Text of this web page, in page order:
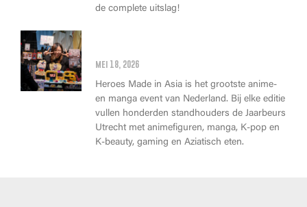
de complete uitslag!
mei 18, 2026
Heroes Made in Asia is het grootste anime-
en manga event van Nederland. Bij elke editie
vullen honderden standhouders de Jaarbeurs
Utrecht met animefiguren, manga, K-pop en
K-beauty, gaming en Aziatisch eten.